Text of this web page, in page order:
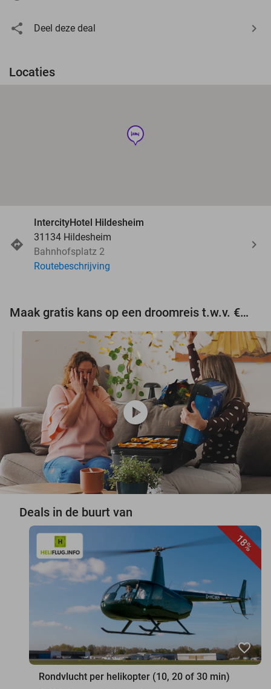
Deel deze deal
Locaties
hotel
IntercityHotel Hildesheim
31134 Hildesheim
Bahnhofsplatz 2
Routebeschrijving
Maak gratis kans op een droomreis t.w.v. €3.000!
play_circle
Deals in de buurt van
18%
favorite_border
Rondvlucht per helikopter (10, 20 of 30 min)